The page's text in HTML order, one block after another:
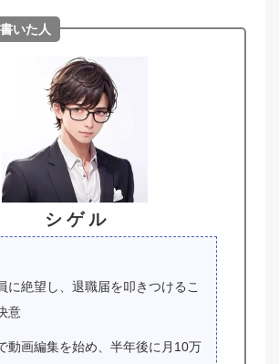
いた人
シ ゲ ル
に絶望し、退職届を叩きつけるこ
意
動画編集を始め、半年後に月10万